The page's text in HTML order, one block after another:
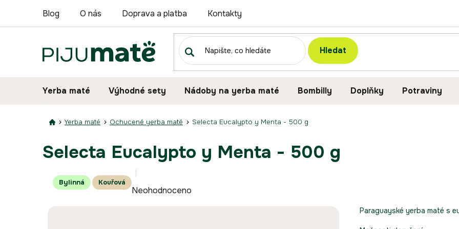
Blog O nás Doprava a platba Kontakty
Hledat
Yerba maté Výhodné sety Nádoby na yerba maté Bombilly Doplňky Potraviny
Yerba maté Ochucené yerba maté Selecta Eucalypto y Menta - 500 g
Selecta Eucalypto y Menta - 500 g
Bylinná Kouřová
Průměrné
hodnocení
Neohodnoceno
Paraguayské yerba maté s